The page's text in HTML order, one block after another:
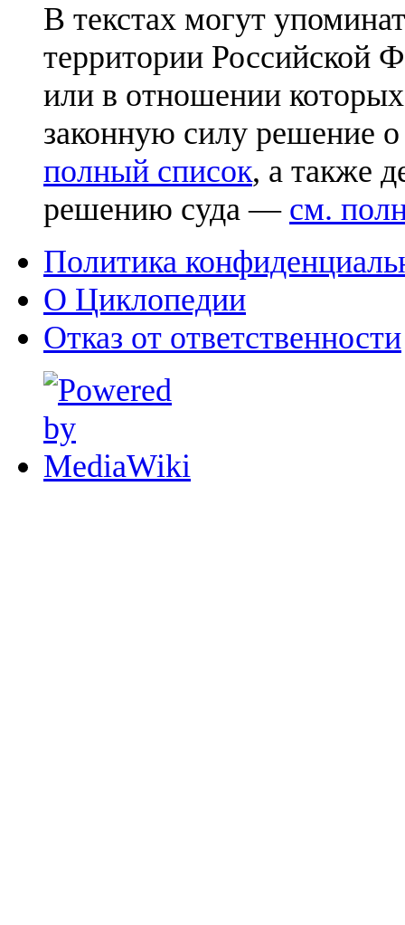
В текстах могут
территории Российской
или в отношении
законную силу решение
полный список, а также
решению суда — см.
Политика
О Циклопедии
Отказ от ответственности